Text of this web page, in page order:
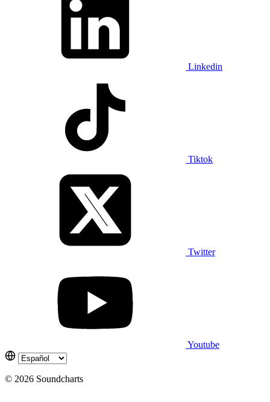
Linkedin
Tiktok
Twitter
Youtube
© 2026 Soundcharts